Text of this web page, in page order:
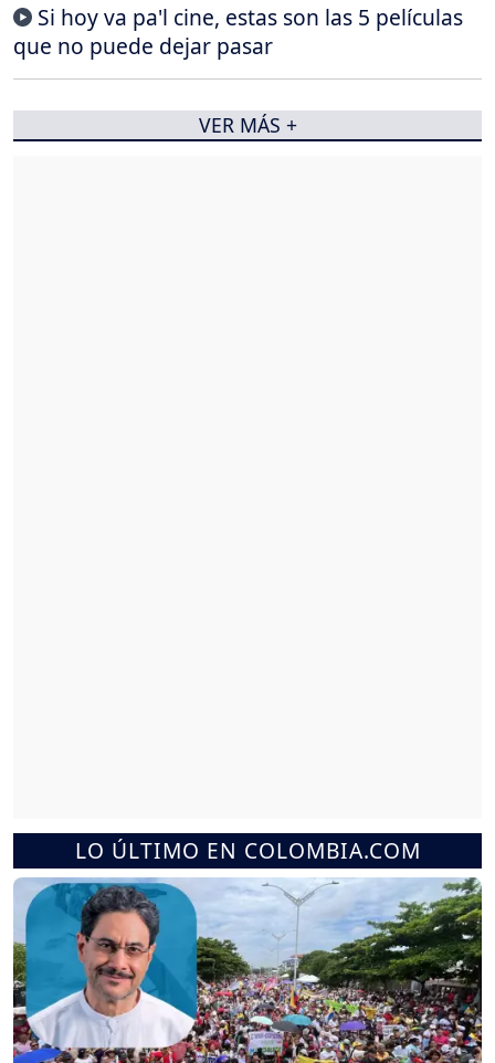
LO ÚLTIMO EN COLOMBIA.COM
Si hoy va pa'l cine, estas son las 5 películas
que no puede dejar pasar
VER MÁS +